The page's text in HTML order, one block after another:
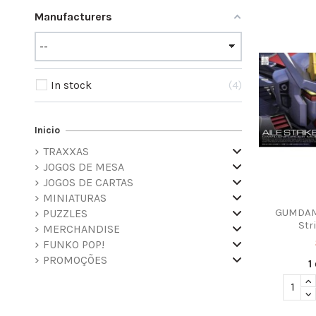
1
Manufacturers
In stock 4
Inicio
TRAXXAS
JOGOS DE MESA
JOGOS DE CARTAS
MINIATURAS
PUZZLES
MERCHANDISE
FUNKO POP!
PROMOÇÕES